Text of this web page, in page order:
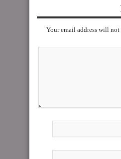
Your email address will